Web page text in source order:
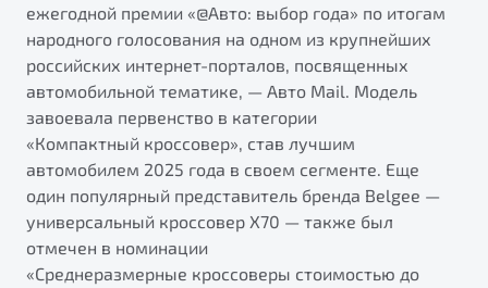
Элегантный и практичный седан
от 1 699 990 ₽*
Обзор В наличии
Узнайте о специальных выгодах при покупке
автомобиля Belgee
Подробно
ежегодной премии «@Авто: выбор года» по итогам
народного голосования на одном из крупнейших
российских интернет-порталов, посвященных
автомобильной тематике, — Авто Mail. Модель
завоевала первенство в категории
«Компактный кроссовер», став лучшим
автомобилем 2025 года в своем сегменте. Еще
один популярный представитель бренда Belgee —
универсальный кроссовер X70 — также был
отмечен в номинации
«Среднеразмерные кроссоверы стоимостью до